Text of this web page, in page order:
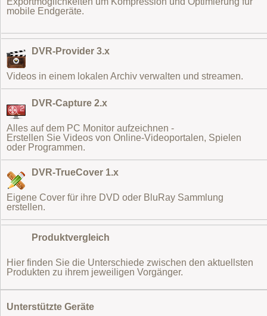
mobile Endgeräte.
DVR-Provider 3.x
Videos in einem lokalen Archiv verwalten und streamen.
DVR-Capture 2.x
Alles auf dem PC Monitor aufzeichnen -
Erstellen Sie Videos von Online-Videoportalen, Spielen
oder Programmen.
DVR-TrueCover 1.x
Eigene Cover für ihre DVD oder BluRay Sammlung
erstellen.
Produktvergleich
Hier finden Sie die Unterschiede zwischen den aktuellsten
Produkten zu ihrem jeweiligen Vorgänger.
Unterstützte Geräte